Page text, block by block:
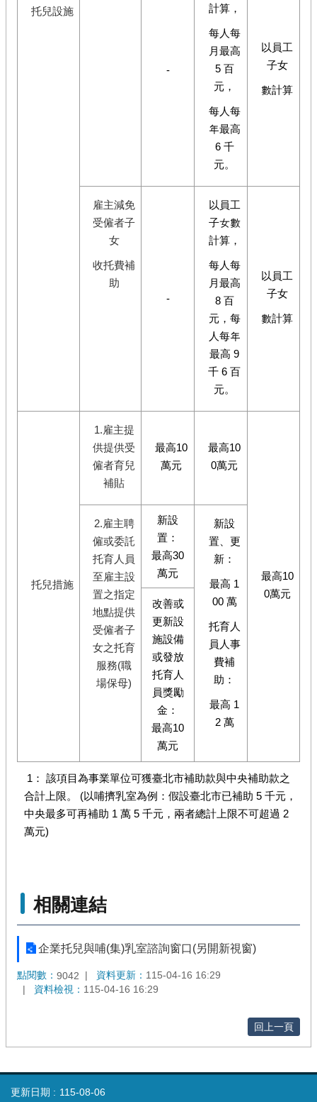
托兒設施
-
計算，
每人每
月最高
5 百
元，
每人每
年最高
6 千
元。
以員工
子女
數計算
雇主減免
受僱者子
女
收托費補
助
-
以員工
子女數
計算，
每人每
月最高
8 百
元，每
人每年
最高 9
千 6 百
元。
以員工
子女
數計算
托兒措施
1.雇主提
供提供受
僱者育兒
補貼
最高10
萬元
最高10
0萬元
最高10
0萬元
2.雇主聘
僱或委託
托育人員
至雇主設
置之指定
地點提供
受僱者子
女之托育
服務(職
場保母)
新設
置：
最高30
萬元
新設
置、更
新：
最高 1
00 萬
托育人
員人事
費補
助：
最高 1
2 萬
改善或
更新設
施設備
或發放
托育人
員獎勵
金：
最高10
萬元
1： 該項目為事業單位可獲臺北市補助款與中央補助款之
合計上限。 (以哺擠乳室為例：假設臺北市已補助 5 千元，
中央最多可再補助 1 萬 5 千元，兩者總計上限不可超過 2
萬元)
相關連結
企業托兒與哺(集)乳室諮詢窗口(另開新視窗)
點閱數： 9042 資料更新： 115-04-16 16:29
資料檢視： 115-04-16 16:29
回上一頁
更新日期 115-08-06